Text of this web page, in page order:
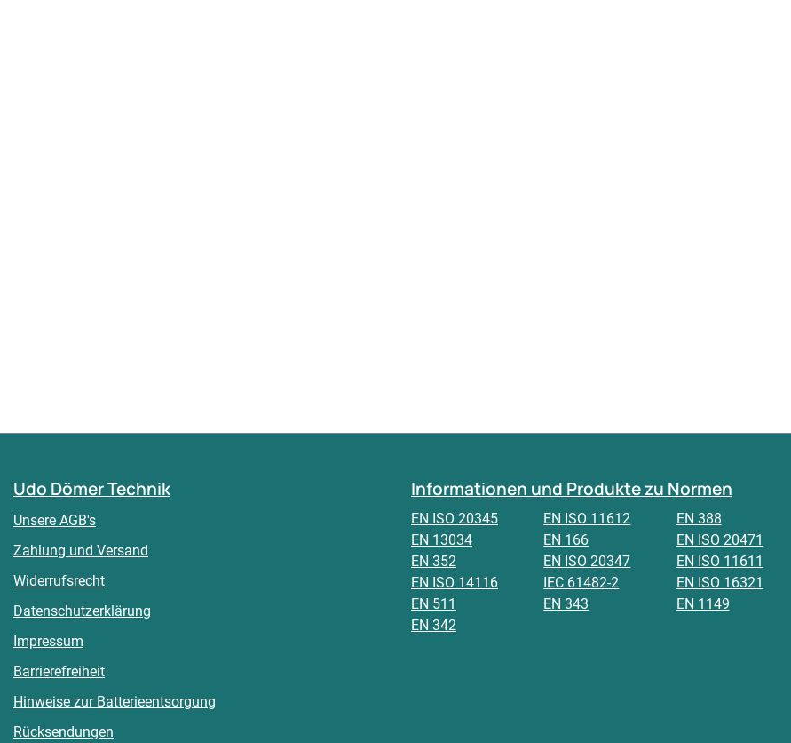
Udo Dömer Technik
Unsere AGB's
Zahlung und Versand
Widerrufsrecht
Datenschutzerklärung
Impressum
Barrierefreiheit
Hinweise zur Batterieentsorgung
Rücksendungen
Informationen und Produkte zu Normen
EN ISO 20345 EN ISO 11612
EN 388
EN 13034
EN 166
EN ISO 20471
EN 352
EN ISO 20347
EN ISO 11611
EN ISO 14116
IEC 61482-2
EN ISO 16321
EN 511
EN 343
EN 1149
EN 342